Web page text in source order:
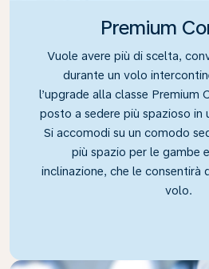
Premium
Vuole avere più di scelta,
durante un volo
l’upgrade alla classe Premium
posto a sedere più spazioso in
Si accomodi su un comodo
più spazio per le gambe
inclinazione, che le consentirà
volo.